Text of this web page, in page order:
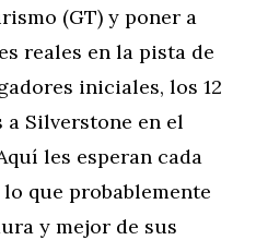
(GT) y poner a
reales en la pista de
iniciales, los 12
a Silverstone en el
les esperan cada
que probablemente
y mejor de sus